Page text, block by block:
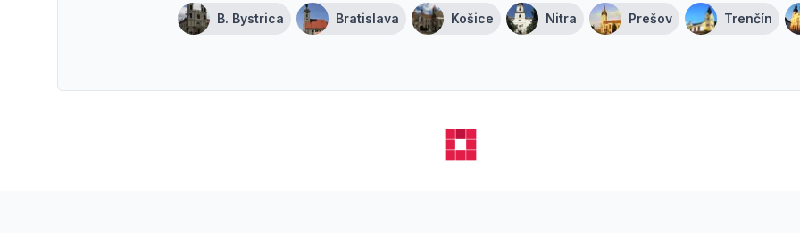
B. Bystrica Bratislava Košice Nitra Prešov Trenčín